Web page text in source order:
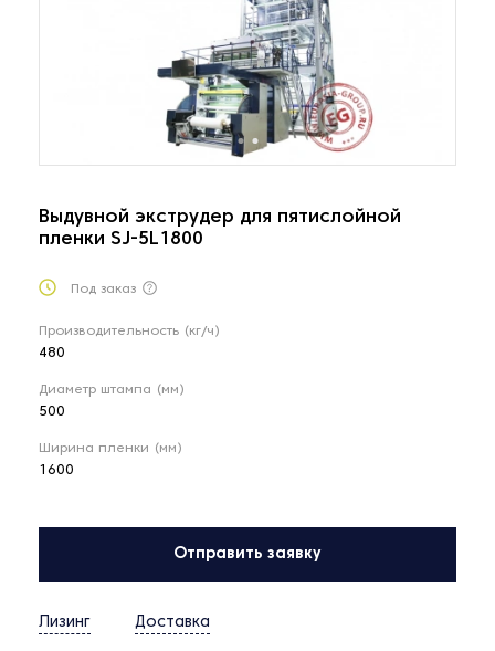
Выдувной экструдер для пятислойной
пленки SJ-5L1800
Под заказ
Производительность (кг/ч)
480
Диаметр штампа (мм)
500
Ширина пленки (мм)
1600
Отправить заявку
Лизинг Доставка